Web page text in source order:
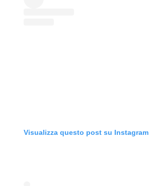
Visualizza questo post su Instagram